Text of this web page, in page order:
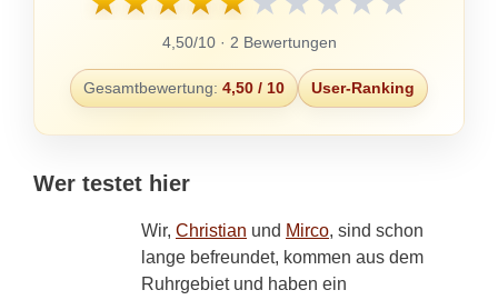
4,50/10 · 2 Bewertungen
Gesamtbewertung: 4,50 / 10 User-Ranking
Wer testet hier
Wir, Christian und Mirco, sind schon
lange befreundet, kommen aus dem
Ruhrgebiet und haben ein